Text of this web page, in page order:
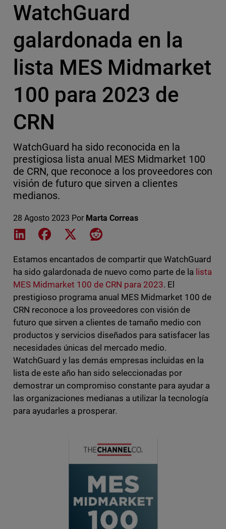
WatchGuard
galardonada en la
lista MES Midmarket
100 para 2023 de
CRN
WatchGuard ha sido reconocida en la
prestigiosa lista anual MES Midmarket 100
de CRN, que reconoce a los proveedores con
visión de futuro que sirven a clientes
medianos.
28 Agosto 2023 Por Marta Correas
Share on LinkedIn
Share on Facebook
Share on XShare on Reddit
Estamos encantados de compartir que WatchGuard
ha sido galardonada de nuevo como parte de la lista
MES Midmarket 100 de CRN para 2023. El
prestigioso programa anual MES Midmarket 100 de
CRN reconoce a los proveedores con visión de
futuro que sirven a clientes de tamaño medio con
productos y servicios diseñados para satisfacer las
necesidades únicas del mercado medio.
WatchGuard y las demás empresas incluidas en la
lista de este año han sido seleccionadas por
demostrar un compromiso constante para ayudar a
las organizaciones medianas a utilizar la tecnología
para ayudarles a prosperar.